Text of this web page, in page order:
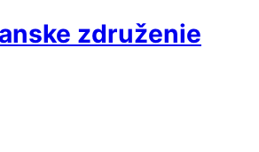
združenie